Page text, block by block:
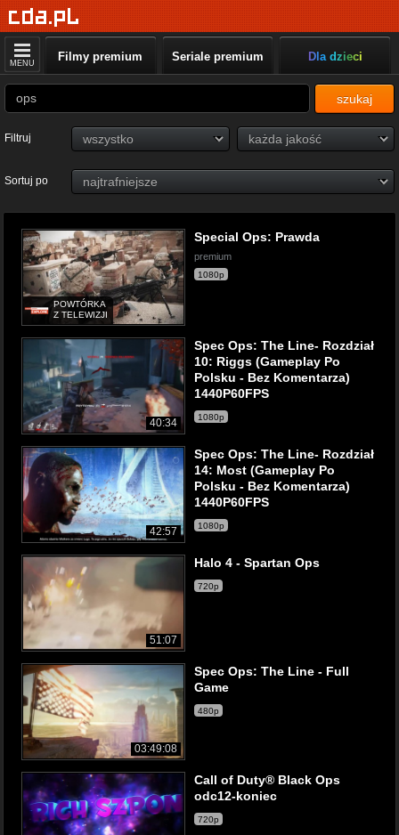
MENU Filmy premium Seriale premium Dla dzieci
szukaj
Filtruj
Sortuj po
POWTÓRKA
Z TELEWIZJI
Special Ops: Prawda
premium
1080p
40:34
Spec Ops: The Line- Rozdział
10: Riggs (Gameplay Po
Polsku - Bez Komentarza)
1440P60FPS
1080p
42:57
Spec Ops: The Line- Rozdział
14: Most (Gameplay Po
Polsku - Bez Komentarza)
1440P60FPS
1080p
51:07
Halo 4 - Spartan Ops
720p
03:49:08
Spec Ops: The Line - Full
Game
480p
Call of Duty® Black Ops
odc12-koniec
720p